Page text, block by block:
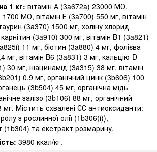
1 кг: вітамін А (3a672a) 23000 МО,
1700 МО, вітамін Е (3a700) 550 мг, вітамін
(3a370) 1500 мг, холіну хлорид
(3a910) 300 мг, вітамін B1 (3a821)
11 мг, біотин (3a880) 4 мг, фолієва
мг, вітамін B6 (3a831) 3 мг, кальцію-D-
30 мг, ніацинамід (3a315) 38 мг, вітамін
0,9 мг, органічний цинк (3b606) 100
(3b504) 45 мг, органічна мідь
залізо (3b106) 88 мг, органічний
Містить схвалені ЄС антиоксиданти:
з рослинної олії (1b306(i)),
(1b304) та екстракт розмарину.
3980 ккал/кг.